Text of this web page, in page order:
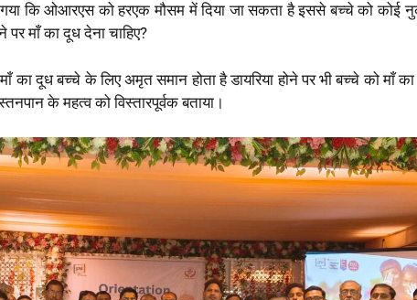
गया कि ओआरएस को हरएक मौसम में दिया जा सकता है इससे बच्चे को कोई
पर माँ का दूध देना चाहिए?
का दूध बच्चे के लिए अमृत समान होता है डायरिया होने पर भी बच्चे को माँ
के महत्व को विस्तारपूर्वक बताया।